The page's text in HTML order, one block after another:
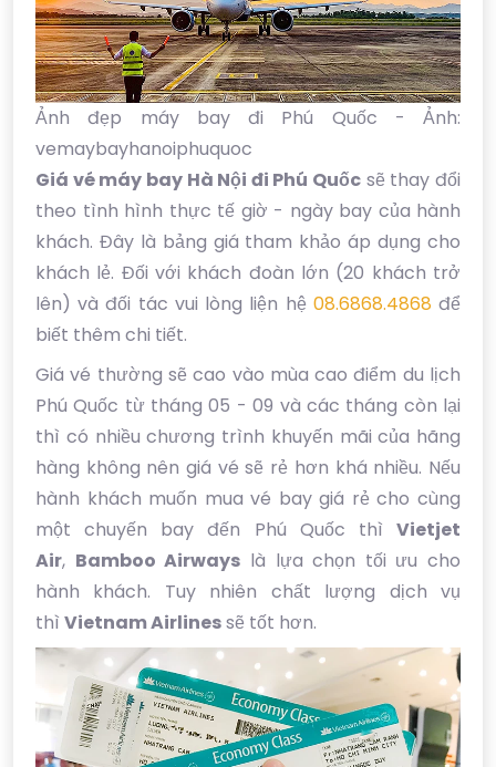
Ảnh đẹp máy bay đi Phú Quốc - Ảnh:
vemaybayhanoiphuquoc
Giá vé máy bay Hà Nội đi Phú Quốc sẽ thay đổi
theo tình hình thực tế giờ - ngày bay của hành
khách. Đây là bảng giá tham khảo áp dụng cho
khách lẻ. Đối với khách đoàn lớn (20 khách trở
lên) và đối tác vui lòng liện hệ 08.6868.4868 để
biết thêm chi tiết.
Giá vé thường sẽ cao vào mùa cao điểm du lịch
Phú Quốc từ tháng 05 - 09 và các tháng còn lại
thì có nhiều chương trình khuyến mãi của hãng
hàng không nên giá vé sẽ rẻ hơn khá nhiều. Nếu
hành khách muốn mua vé bay giá rẻ cho cùng
một chuyến bay đến Phú Quốc thì Vietjet
Air, Bamboo Airways là lựa chọn tối ưu cho
hành khách. Tuy nhiên chất lượng dịch vụ
thì Vietnam Airlinessẽ tốt hơn.